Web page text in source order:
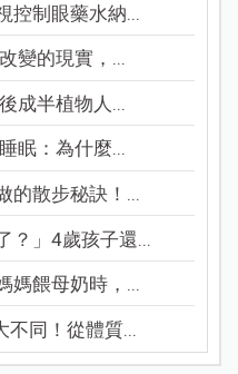
控制眼藥水納...
變的現實，...
成半植物人...
眠：為什麼...
的散步秘訣！...
？」4歲孩子還...
媽餵母奶時，...
不同！從體質...